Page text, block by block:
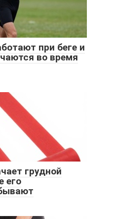
при беге и
во время
грудной
его